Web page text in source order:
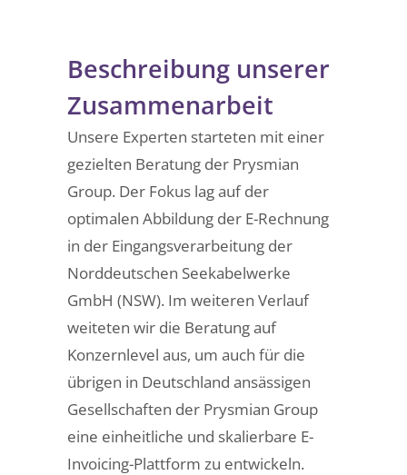
Beschreibung unserer
Zusammenarbeit
Unsere Experten starteten mit einer
gezielten Beratung der Prysmian
Group. Der Fokus lag auf der
optimalen Abbildung der E-Rechnung
in der Eingangsverarbeitung der
Norddeutschen Seekabelwerke
GmbH (NSW). Im weiteren Verlauf
weiteten wir die Beratung auf
Konzernlevel aus, um auch für die
übrigen in Deutschland ansässigen
Gesellschaften der Prysmian Group
eine einheitliche und skalierbare E-
Invoicing-Plattform zu entwickeln.